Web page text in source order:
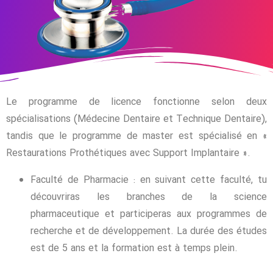
Le programme de licence fonctionne selon deux
spécialisations (Médecine Dentaire et Technique Dentaire),
tandis que le programme de master est spécialisé en «
Restaurations Prothétiques avec Support Implantaire ».
Faculté de Pharmacie : en suivant cette faculté, tu
découvriras les branches de la science
pharmaceutique et participeras aux programmes de
recherche et de développement. La durée des études
est de 5 ans et la formation est à temps plein.